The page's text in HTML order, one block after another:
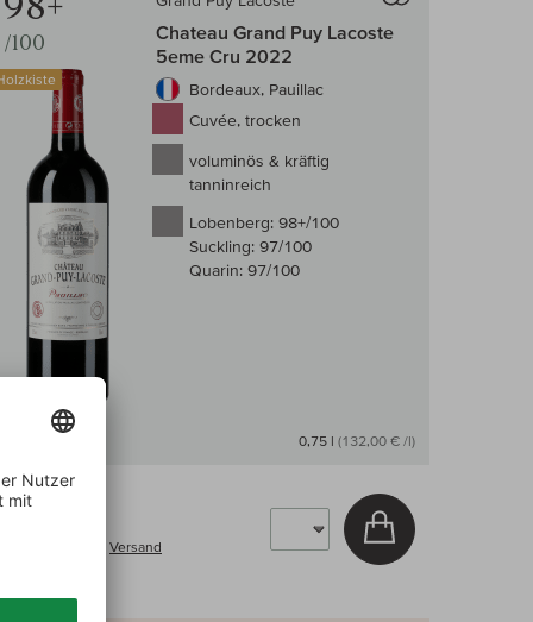
98+
/100
Chateau Grand Puy Lacoste
5eme Cru 2022
Bordeaux, Pauillac
Cuvée, trocken
voluminös & kräftig
tanninreich
Lobenberg: 98+/100
Suckling: 97/100
Quarin: 97/100
0,75 l (132,00 € /l)
Versand
In den